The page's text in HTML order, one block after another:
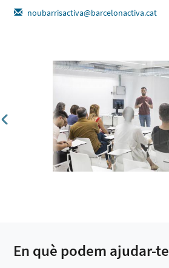
noubarrisactiva@barcelonactiva.cat
En què podem ajudar-te